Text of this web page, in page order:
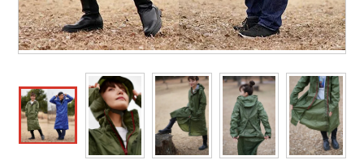
作業用ポロシャツ
安全保護具
レインウェア・カッパ
コンプレッションウェアランキング
作業用ポロシャツランキング
作業用手袋ランキング
住商モンブラン ボンマックス
GUSH FORCE CUP
GDジャパン カーシーカシマ
飲食店ユニフォーム
運送・倉庫作業服
清掃・ビルメンテ作業服